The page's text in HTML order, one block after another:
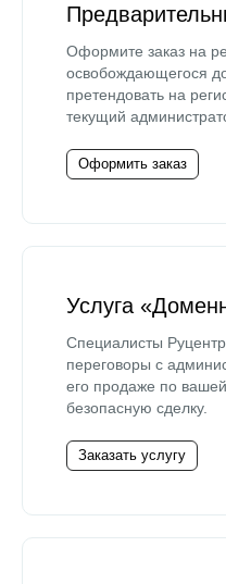
Оформите заказ на
освобождающегося
претендовать на
текущий
Оформить заказ
Услуга
Специалисты
переговоры с
его продаже по
безопасную сделку.
Заказать услугу